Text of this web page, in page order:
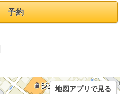
予約
地図アプリで見る